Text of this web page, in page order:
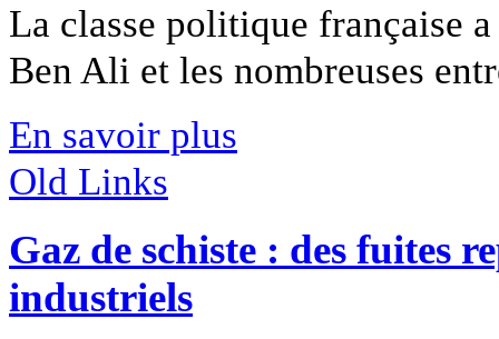
La classe politique française
Ben Ali et les nombreuses
En savoir plus
Old Links
Gaz de schiste : des fuites
industriels